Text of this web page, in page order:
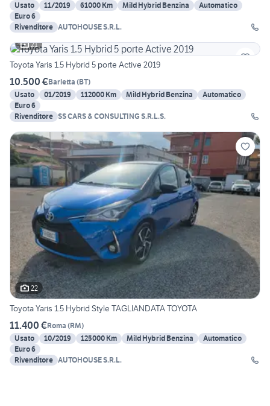
Usato
11/2019 61000 Km Mild Hybrid Benzina
Automatico
Euro 6
Rivenditore AUTOHOUSE S.R.L.
21
Toyota Yaris 1.5 Hybrid 5 porte Active 2019
10.500 €Barletta (BT)
Usato
01/2019 112000 Km Mild Hybrid Benzina
Automatico
Euro 6
Rivenditore SS CARS & CONSULTING S.R.L.S.
22
Toyota Yaris 1.5 Hybrid Style TAGLIANDATA TOYOTA
11.400 €Roma (RM)
Usato
10/2019 125000 Km Mild Hybrid Benzina
Automatico
Euro 6
Rivenditore AUTOHOUSE S.R.L.